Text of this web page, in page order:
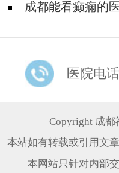
么?成都能看癫痫的
医院电话
Copyright 成都
本站如有转载或引用文
本网站只针对内部